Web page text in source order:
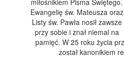
Ewangelię św. Mateusza oraz
Listy św. Pawła nosił zawsze
przy sobie i znał niemal na
pamięć. W 25 roku życia
został kanonikiem